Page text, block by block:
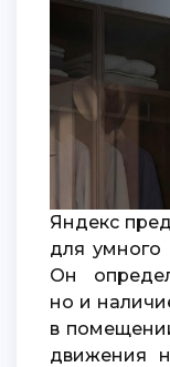
Яндекс представил ещё одно устройство
для умного
Он
но и
в
движения